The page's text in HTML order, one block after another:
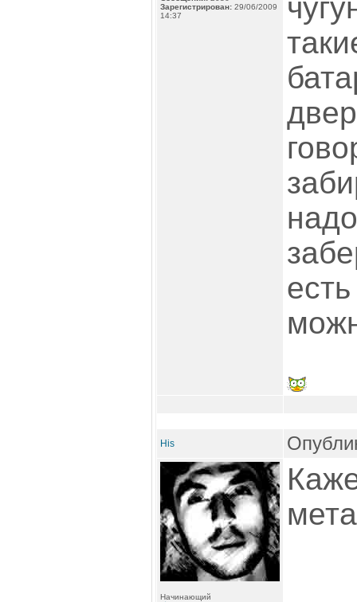
Зарегистрирован: 29/06/2009
14:37
His
Начинающий